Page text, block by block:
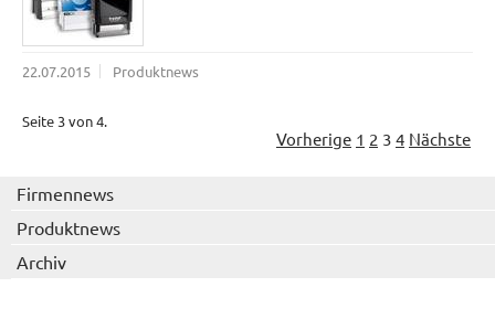
22.07.2015 Produktnews
Seite 3 von 4.
Vorherige 1 2 3 4 Nächste
Firmennews
Produktnews
Archiv